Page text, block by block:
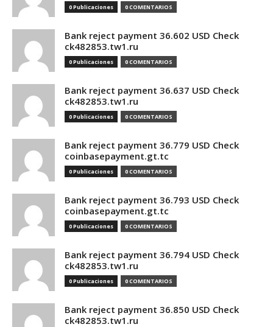
0 Publicaciones 0 COMENTARIOS
Bank reject payment 36.602 USD Check
ck482853.tw1.ru
0 Publicaciones 0 COMENTARIOS
Bank reject payment 36.637 USD Check
ck482853.tw1.ru
0 Publicaciones 0 COMENTARIOS
Bank reject payment 36.779 USD Check
coinbasepayment.gt.tc
0 Publicaciones 0 COMENTARIOS
Bank reject payment 36.793 USD Check
coinbasepayment.gt.tc
0 Publicaciones 0 COMENTARIOS
Bank reject payment 36.794 USD Check
ck482853.tw1.ru
0 Publicaciones 0 COMENTARIOS
Bank reject payment 36.850 USD Check
ck482853.tw1.ru